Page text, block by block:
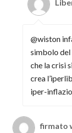
@wiston
simbolo
che la crisi
crea
iper-
firmato